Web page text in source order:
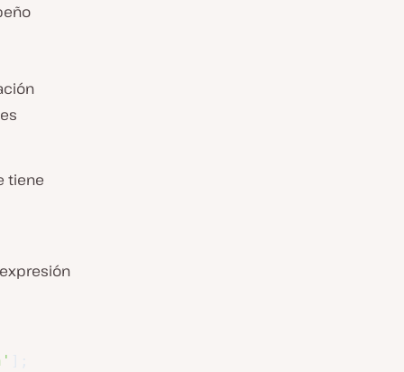
tiene